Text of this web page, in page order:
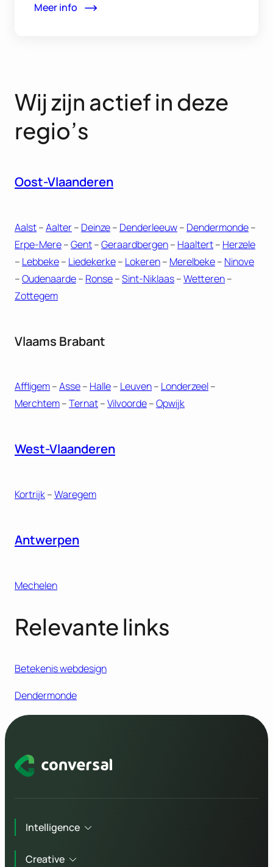
Meer info
Wij zijn actief in deze
regio’s
Oost-Vlaanderen
Aalst–Aalter– Deinze– Denderleeuw– Dendermonde–
Erpe-Mere–Gent–Geraardbergen– Haaltert– Herzele
– Lebbeke– Liedekerke– Lokeren– Merelbeke– Ninove
–Oudenaarde– Ronse–Sint-Niklaas–Wetteren–
Zottegem
Vlaams Brabant
Affligem–Asse– Halle– Leuven– Londerzeel–
Merchtem–Ternat–Vilvoorde–Opwijk
West-Vlaanderen
Kortrijk–Waregem
Antwerpen
Mechelen
Relevante links
Betekenis webdesign
Dendermonde
Intelligence
Creative